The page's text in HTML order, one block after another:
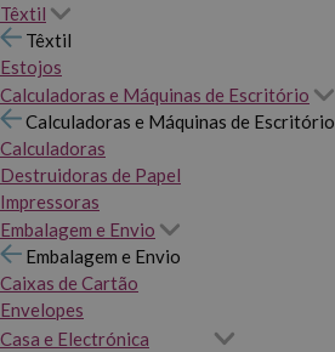
Têxtil
Têxtil
Estojos
Calculadoras e Máquinas de Escritório
Calculadoras e Máquinas de Escritório
Calculadoras
Destruidoras de Papel
Impressoras
Embalagem e Envio
Embalagem e Envio
Caixas de Cartão
Envelopes
Casa e Electrónica